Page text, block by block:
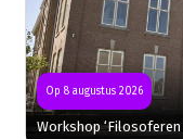
Op 8 augustus 2026
Workshop